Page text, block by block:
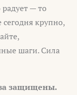
— то
крупно,
шаги. Сила
защищены.